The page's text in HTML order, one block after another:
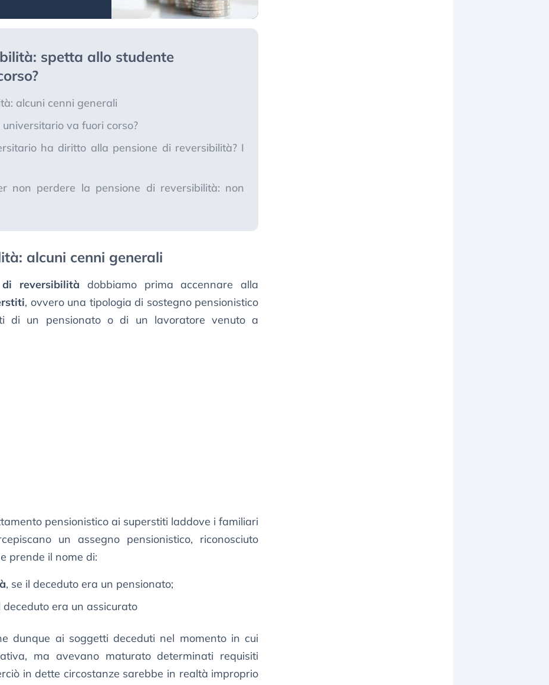
spetta allo studente
alcuni cenni generali
va fuori corso?
ha diritto alla pensione di reversibilità? I
non perdere la pensione di reversibilità: non
alcuni cenni generali
reversibilità dobbiamo prima accennare alla
, ovvero una tipologia di sostegno pensionistico
di un pensionato o di un lavoratore venuto a
pensionistico ai superstiti laddove i familiari
un assegno pensionistico, riconosciuto
prende il nome di:
, se il deceduto era un pensionato;
deceduto era un assicurato
dunque ai soggetti deceduti nel momento in cui
ma avevano maturato determinati requisiti
in dette circostanze sarebbe in realtà improprio